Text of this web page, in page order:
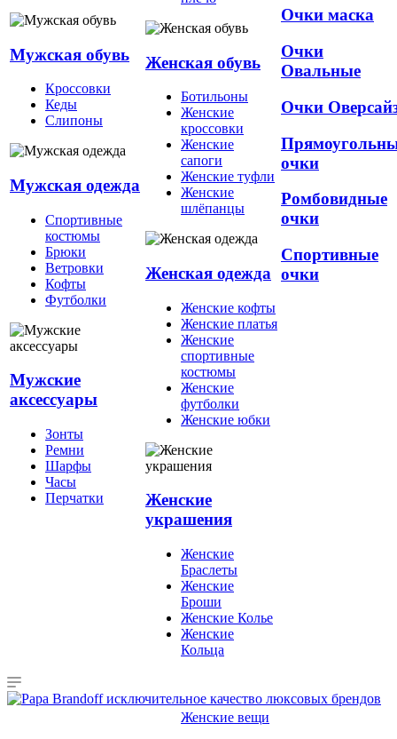
Мужская обувь
Кроссовки
Кеды
Слипоны
Мужская одежда
Спортивные
костюмы
Брюки
Ветровки
Кофты
Футболки
Мужские
аксессуары
Зонты
Ремни
Шарфы
Часы
Перчатки
Женская обувь
Ботильоны
Женские
кроссовки
Женские
сапоги
Женские туфли
Женские
шлёпанцы
Женская одежда
Женские кофты
Женские платья
Женские
спортивные
костюмы
Женские
футболки
Женские юбки
Женские
украшения
Женские
Браслеты
Женские
Броши
Женские Колье
Женские
Кольца
Очки маска
Очки
Овальные
Очки
очки
Ромбовидные
очки
Спортивные
очки
Женские вещи